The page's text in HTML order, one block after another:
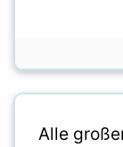
Alle